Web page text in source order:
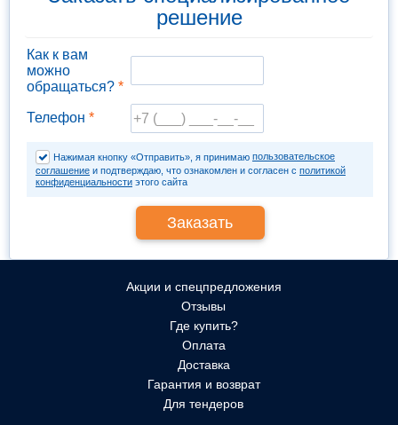
решение
Как к вам
можно
обращаться? *
Телефон *
Нажимая кнопку «Отправить», я принимаю пользовательское
соглашение и подтверждаю, что ознакомлен и согласен с политикой
конфиденциальности этого сайта
Акции и спецпредложения
Отзывы
Где купить?
Оплата
Доставка
Гарантия и возврат
Для тендеров